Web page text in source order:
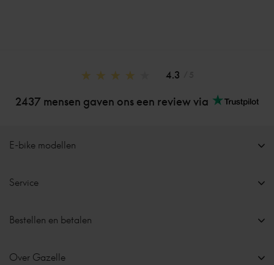
4.3
2437 mensen gaven ons een review via
E-bike modellen
Service
Bestellen en betalen
Over Gazelle